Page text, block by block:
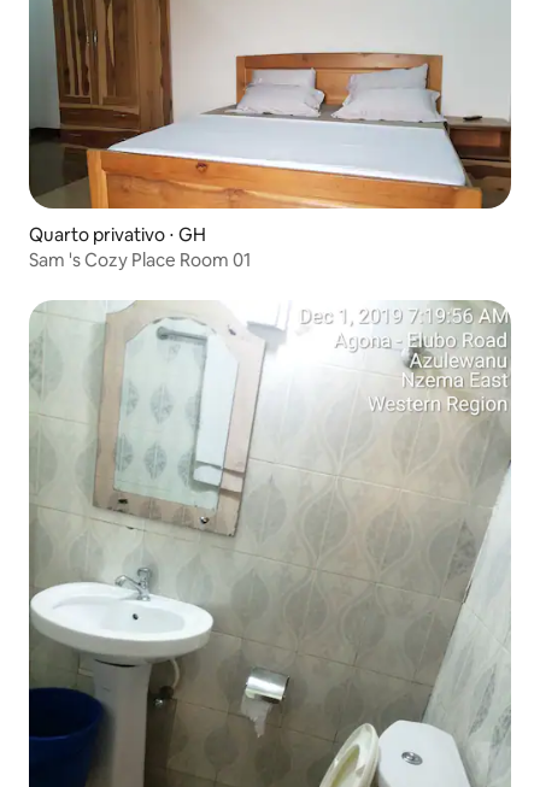
Quarto privativo ⋅ GH
Sam 's Cozy Place Room 01